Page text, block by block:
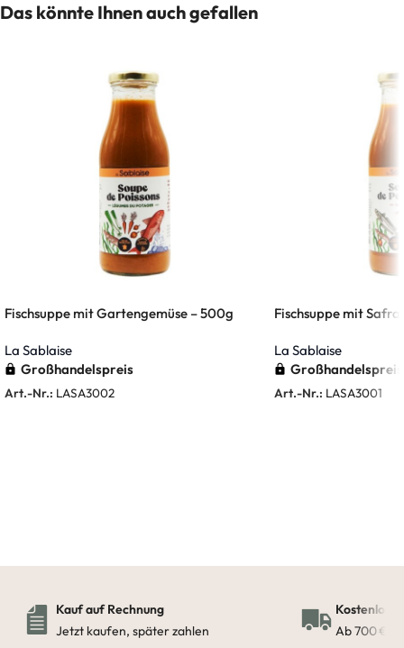
Das könnte Ihnen auch gefallen
Fischsuppe mit Gartengemüse – 500g
La Sablaise
Großhandelspreis
Art.-Nr.: LASA3002
Fischsuppe mit
La Sablaise
Großhandelspreis
Art.-Nr.: LASA3001
Kauf auf Rechnung
Jetzt kaufen, später zahlen
Ab 700 € in